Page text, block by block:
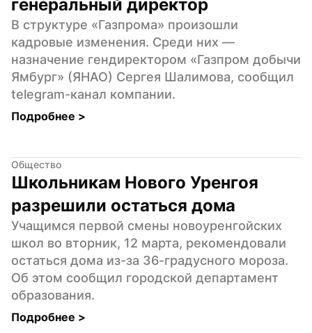
генеральный директор
В структуре «Газпрома» произошли
кадровые изменения. Среди них —
назначение гендиректором «Газпром добычи
Ямбург» (ЯНАО) Сергея Шалимова, сообщил
telegram-канал компании.
Подробнее >
Общество
Школьникам Нового Уренгоя
разрешили остаться дома
Учащимся первой смены новоуренгойских
школ во вторник, 12 марта, рекомендовали
остаться дома из-за 36-градусного мороза.
Об этом сообщил городской департамент
образования.
Подробнее >